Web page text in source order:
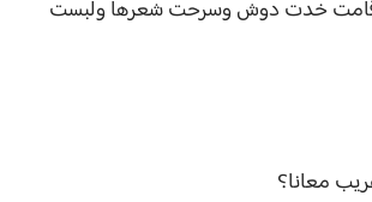
خدت دوش وسرحت شعرها ولبست
معانا؟